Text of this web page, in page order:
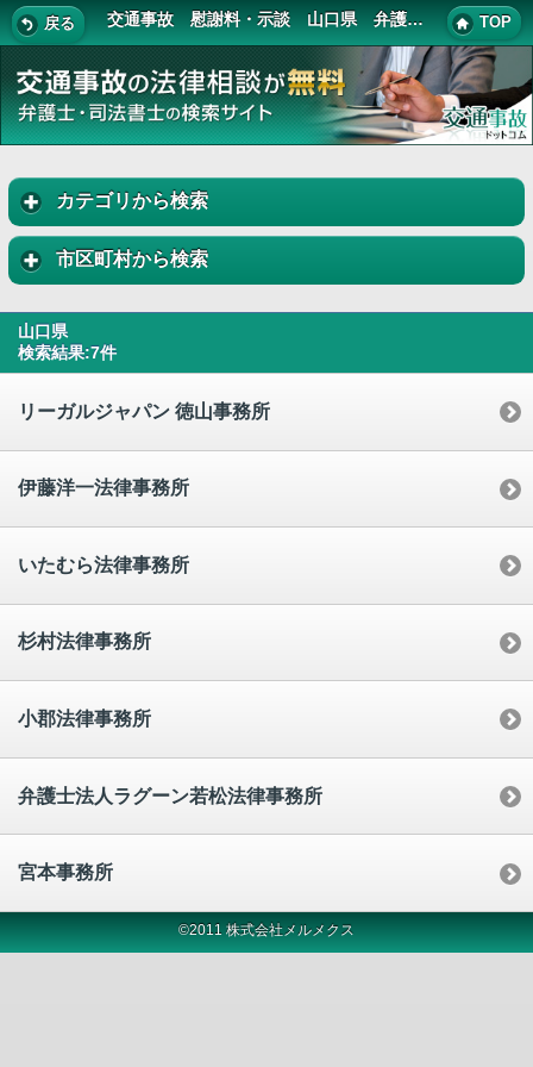
戻る 交通事故 慰謝料・示談 山口県 弁護士・司法書士 一覧 TOP
カテゴリから検索
市区町村から検索
山口県
検索結果:7件
リーガルジャパン 徳山事務所
伊藤洋一法律事務所
いたむら法律事務所
杉村法律事務所
小郡法律事務所
弁護士法人ラグーン若松法律事務所
宮本事務所
©2011 株式会社メルメクス